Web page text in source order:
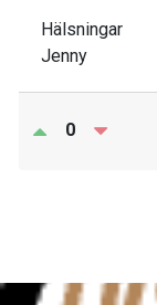
Hälsningar
Jenny
0